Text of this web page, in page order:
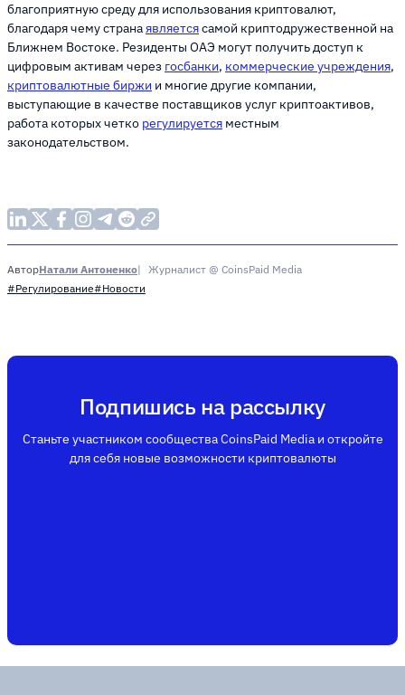
благоприятную среду для использования криптовалют,
благодаря чему странаявляетсясамой криптодружественной на
Ближнем Востоке. Резиденты ОАЭ могут получить доступ к
цифровым активам через госбанки, коммерческие учреждения,
криптовалютные биржи и многие другие компании,
выступающие в качестве поставщиков услуг криптоактивов,
работа которых четко регулируется местным
законодательством.
АвторНатали Антоненко
Журналист @ CoinsPaid Media
#Регулирование#Новости
Подпишись на рассылку
Станьте участником сообщества CoinsPaid Media и откройте
для себя новые возможности криптовалюты